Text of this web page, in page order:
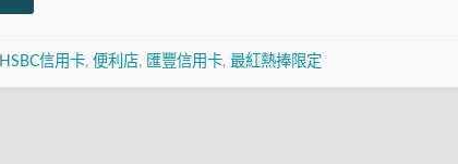
HSBC信用卡, 便利店, 匯豐信用卡, 最紅熱捧限定